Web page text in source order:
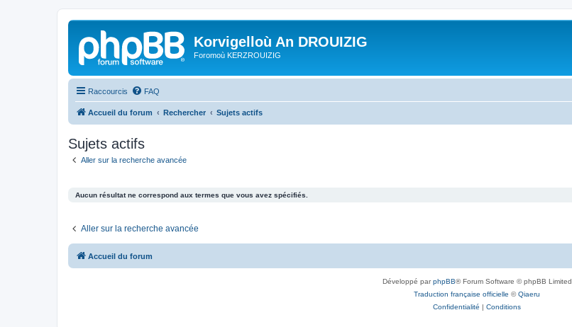
Korvigelloù An DROUIZIG
Foromoù KERZROUIZIG
Raccourcis FAQ
Accueil du forum Rechercher Sujets actifs
Sujets actifs
Aller sur la recherche avancée
Aucun résultat ne correspond aux termes que vous avez spécifiés.
Aller sur la recherche avancée
Accueil du forum
Développé parphpBB® Forum Software © phpBB Limited
Traduction française officielle ©Qiaeru
Confidentialité | Conditions